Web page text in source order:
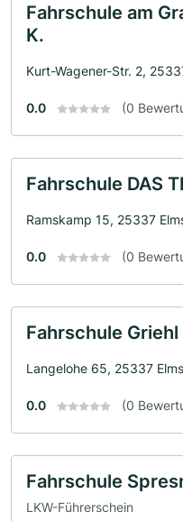
Fahrschule am
K.
Kurt-Wagener-Str. 2,
0.0 (0
Fahrschule DAS
Ramskamp 15, 25337
0.0 (0
Fahrschule Griehl
Langelohe 65, 25337
0.0 (0
Fahrschule
LKW-Führerschein